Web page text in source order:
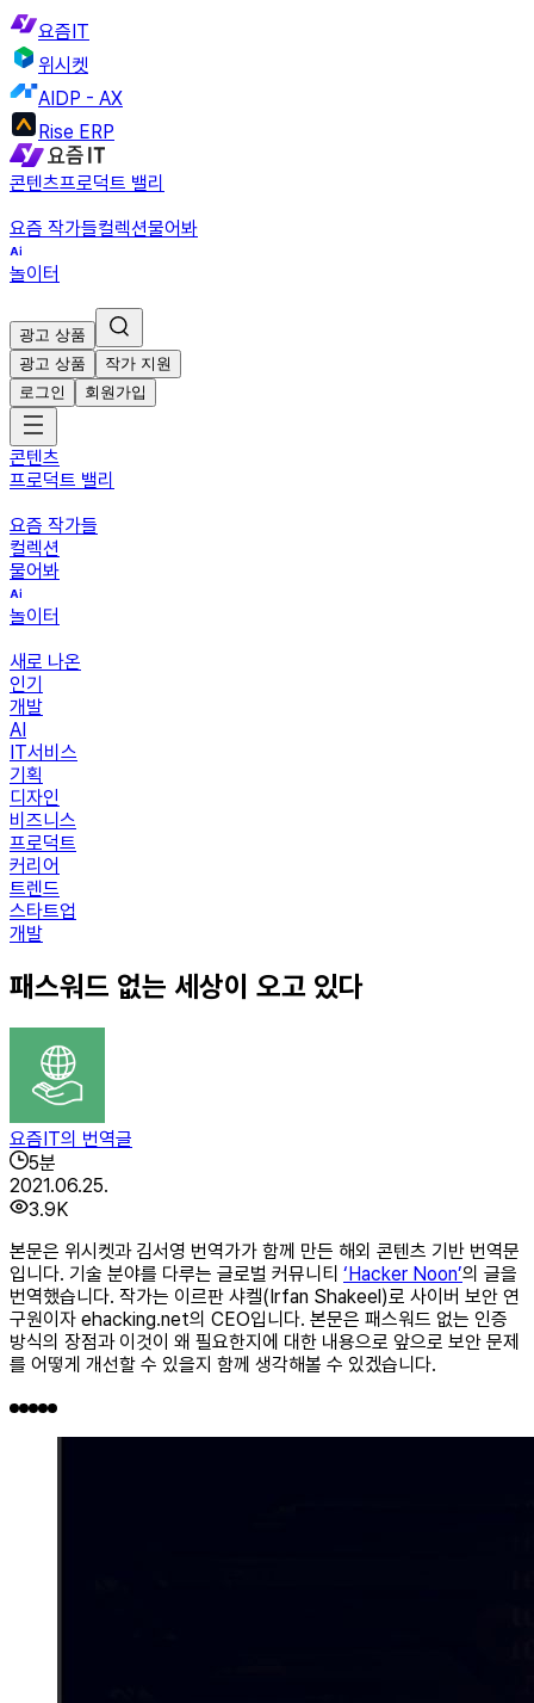
요즘IT
위시켓
AIDP - AX
Rise ERP
콘텐츠프로덕트 밸리
요즘 작가들컬렉션물어봐
놀이터
광고 상품
광고 상품
작가 지원
로그인
회원가입
콘텐츠
프로덕트 밸리
요즘 작가들
컬렉션
물어봐
놀이터
새로 나온
인기
개발
AI
IT서비스
기획
디자인
비즈니스
프로덕트
커리어
트렌드
스타트업
개발
패스워드 없는 세상이 오고 있다
요즘IT의 번역글
5분
2021.06.25.
3.9K
본문은 위시켓과 김서영 번역가가 함께 만든 해외 콘텐츠 기반 번역문
입니다. 기술 분야를 다루는 글로벌 커뮤니티 ‘Hacker Noon’의 글을
번역했습니다. 작가는 이르판 샤켈(Irfan Shakeel)로 사이버 보안 연
구원이자 ehacking.net의 CEO입니다. 본문은 패스워드 없는 인증
방식의 장점과 이것이 왜 필요한지에 대한 내용으로 앞으로 보안 문제
를 어떻게 개선할 수 있을지 함께 생각해볼 수 있겠습니다.